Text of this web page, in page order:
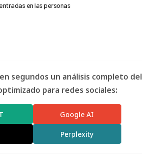
en las personas
segundos un análisis completo del
para redes sociales:
Google AI
Perplexity